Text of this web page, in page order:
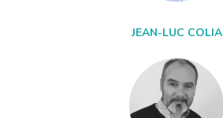
JEAN-LUC COLIA